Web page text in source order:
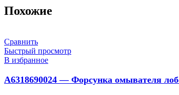
Похожие
Сравнить
Быстрый просмотр
В избранное
A6318690024 — Форсунка омывателя